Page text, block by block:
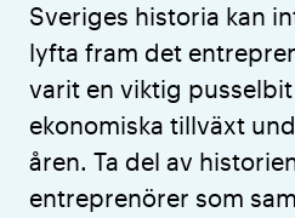
Sveriges historia kan
lyfta fram det
varit en viktig
ekonomiska tillväxt
åren. Ta del av
entreprenörer som